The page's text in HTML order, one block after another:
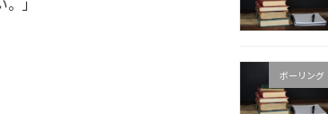
」
ボーリング